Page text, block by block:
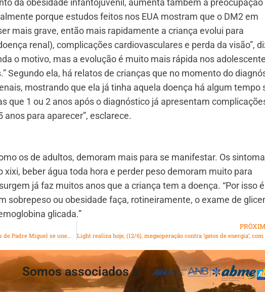
da obesidade infantojuvenil, aumenta também a preocupação
porque estudos feitos nos EUA mostram que o DM2 em
mais grave, então mais rapidamente a criança evolui para
renal), complicações cardiovasculares e perda da visão”,
o motivo, mas a evolução é muito mais rápida nos
Segundo ela, há relatos de crianças que no momento do
mostrando que ela já tinha aquela doença há algum tempo
que 1 ou 2 anos após o diagnóstico já apresentam
para aparecer”, esclarece.
os de adultos, demoram mais para se manifestar. Os
beber água toda hora e perder peso demoram muito para
já faz muitos anos que a criança tem a doença. “Por isso é
sobrepeso ou obesidade faça, rotineiramente, o exame de
glicada.”
Secretaria Municipal de Educação e Unidos de Padre Miguel se unem em Feira Literária
Somos associados à: